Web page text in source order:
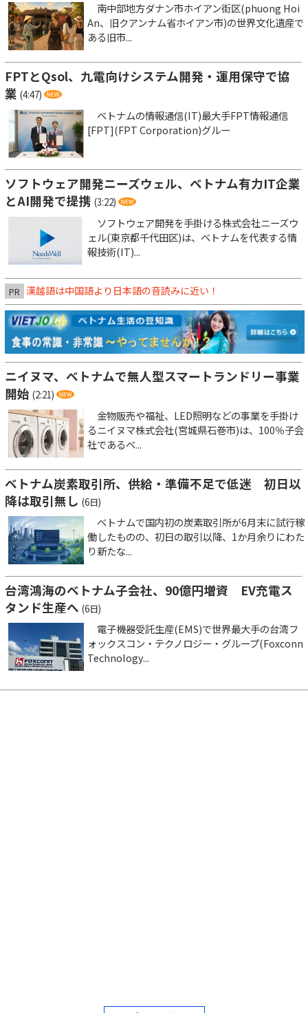
南中部地方ダナン市ホイアン街区(phuong Hoi
An、旧クアンナム省ホイアン市)の世界文化遺産で
ある旧市...
FPTとQsol、九電向けシステム開発・運用保守で協
業 (4:47)
ベトナムの情報通信(IT)最大手FPT情報通信
[FPT](FPT Corporation)グルー
ソフトウェア開発ニーズウェル、ベトナム有力IT企業
とAI開発で提携 (3:22)
ソフトウェア開発を手掛ける株式会社ニーズウ
ェル(東京都千代田区)は、ベトナムを代表する情
報技術(IT)...
PR 漢越語は中国語より日本語の音読みに近い！
ニイヌマ、ベトナムで無人型スマートランドリー事業
開始 (2:21)
金物販売や福祉、LED照明などの事業を手掛け
るニイヌマ株式会社(宮城県石巻市)は、100％子会
社であるベ...
ベトナム炭素取引所、供給・準備不足で低迷 初日以
降は取引無し (6日)
ベトナムで国内初の炭素取引所が6月末に試行稼
働したものの、初日の取引以降、1か月余りにわた
り新たな...
台湾鴻海のベトナム子会社、90億円増資 EV充電ス
タンド生産へ (6日)
電子機器受託生産(EMS)で世界最大手の台湾フ
ォックスコン・テクノロジー・グループ(Foxconn
Technology...